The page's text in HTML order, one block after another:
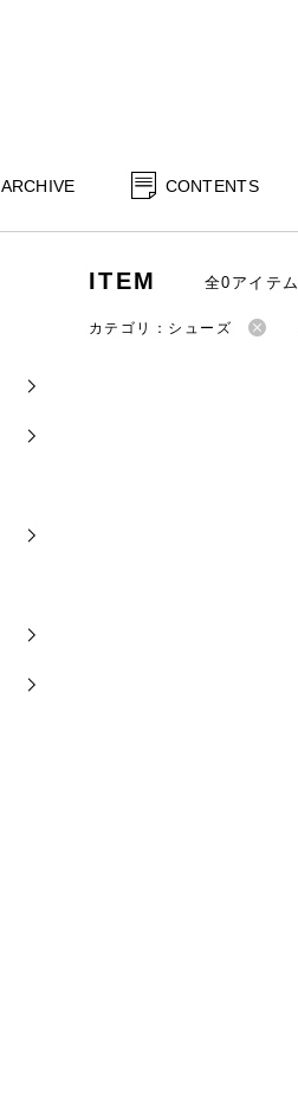
ARCHIVE CONTENTS
ITEM 全0アイテム
カテゴリ：シューズ